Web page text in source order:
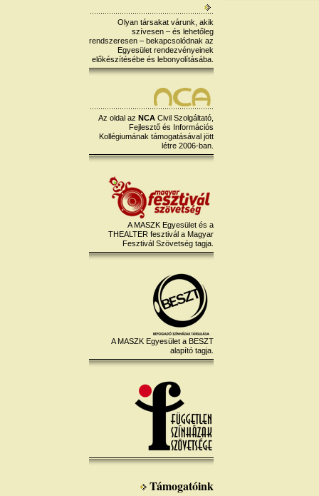
Olyan társakat várunk, akik
szívesen – és lehetőleg
rendszeresen – bekapcsolódnak az
Egyesület rendezvényeinek
előkészítésébe és lebonyolításába.
Az oldal az NCA Civil Szolgáltató,
Fejlesztő és Információs
Kollégiumának támogatásával jött
létre 2006-ban.
A MASZK Egyesület és a
THEALTER fesztivál a Magyar
Fesztivál Szövetség tagja.
A MASZK Egyesület a BESZT
alapító tagja.
Támogatóink